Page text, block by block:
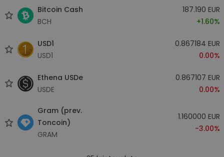
Bitcoin Cash
BCH
187.190 EUR
+1.60%
USD1
USD1
0.867184 EUR
0.00%
Ethena USDe
USDE
0.867107 EUR
0.00%
Gram (prev.
Toncoin)
GRAM
1.160000 EUR
-3.00%